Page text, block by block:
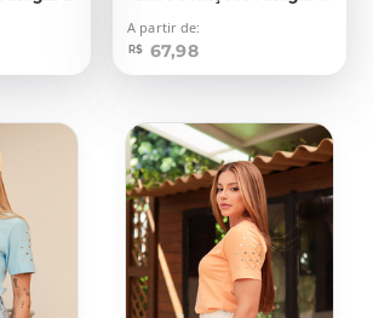
A partir de:
R$ 67,98